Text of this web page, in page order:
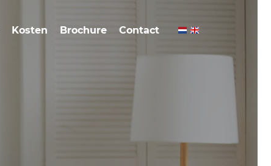
Kosten Brochure Contact